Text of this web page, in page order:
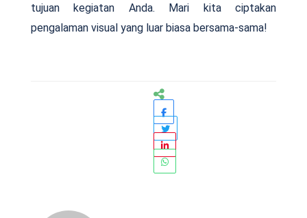
tujuan kegiatan Anda. Mari kita ciptakan
pengalaman visual yang luar biasa bersama-sama!